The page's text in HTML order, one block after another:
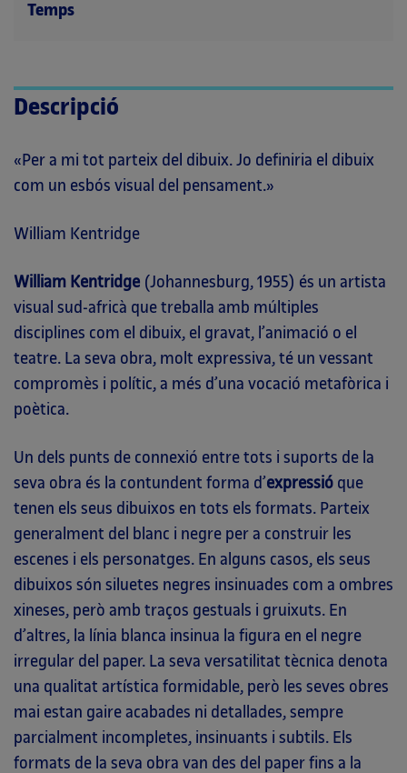
Temps
Descripció
«Per a mi tot parteix del dibuix. Jo definiria el dibuix
com un esbós visual del pensament.»
William Kentridge
William Kentridge (Johannesburg, 1955) és un artista
visual sud-africà que treballa amb múltiples
disciplines com el dibuix, el gravat, l’animació o el
teatre. La seva obra, molt expressiva, té un vessant
compromès i polític, a més d’una vocació metafòrica i
poètica.
Un dels punts de connexió entre tots i suports de la
seva obra és la contundent forma d’expressió que
tenen els seus dibuixos en tots els formats. Parteix
generalment del blanc i negre per a construir les
escenes i els personatges. En alguns casos, els seus
dibuixos són siluetes negres insinuades com a ombres
xineses, però amb traços gestuals i gruixuts. En
d’altres, la línia blanca insinua la figura en el negre
irregular del paper. La seva versatilitat tècnica denota
una qualitat artística formidable, però les seves obres
mai estan gaire acabades ni detallades, sempre
parcialment incompletes, insinuants i subtils. Els
formats de la seva obra van des del paper fins a la